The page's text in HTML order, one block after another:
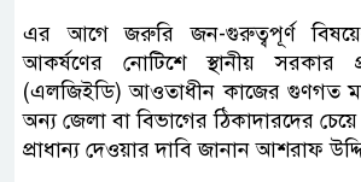
এর আগে জরুরি জন-গুরুত্বপূর্ণ
আকর্ষণের নোটিশে স্থানীয় সরকার
(এলজিইডি) আওতাধীন কাজের গুণগত
অন্য জেলা বা বিভাগের ঠিকাদারদের চেয়ে
প্রাধান্য দেওয়ার দাবি জানান আশরাফ